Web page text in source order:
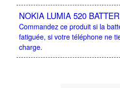
NOKIA LUMIA 520
Commandez ce produit si la
fatiguée, si votre téléphone ne
charge.